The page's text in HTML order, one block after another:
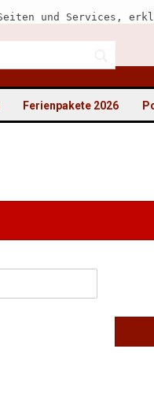
vergessen?
und Services,
Ferienpakete 2026